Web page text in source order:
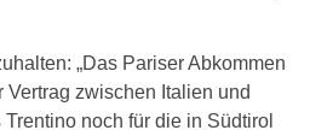
„Das Pariser Abkommen
zwischen Italien und
noch für die in Südtirol